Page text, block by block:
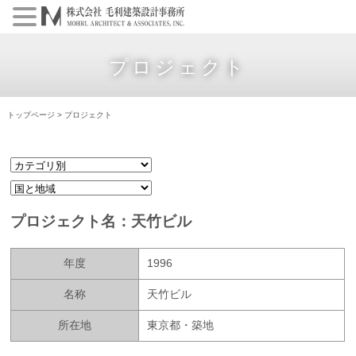
プロジェクト
トップページ > プロジェクト
プロジェクト名：天竹ビル
年度 1996
名称 天竹ビル
所在地 東京都・築地